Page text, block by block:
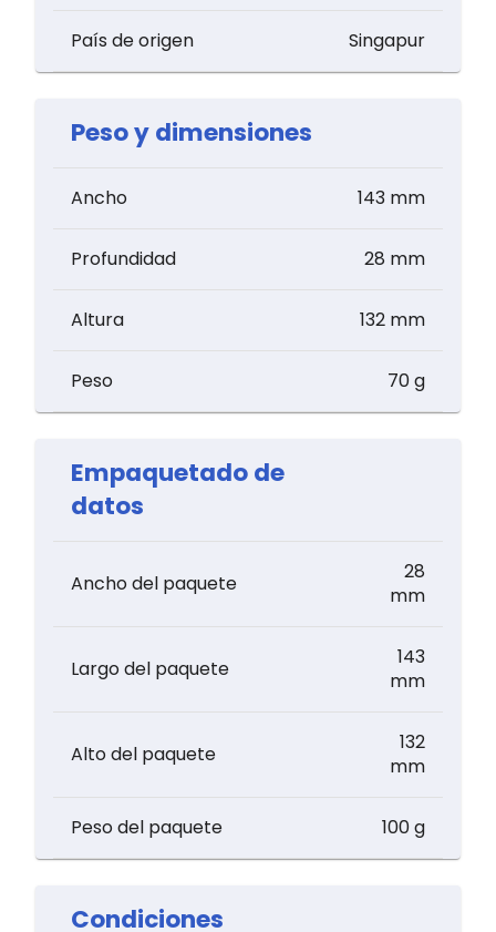
País de origen Singapur
Peso y dimensiones
Ancho 143 mm
Profundidad 28 mm
Altura 132 mm
Peso 70 g
Empaquetado de
datos
Ancho del paquete
28
mm
Largo del paquete
143
mm
Alto del paquete
132
mm
Peso del paquete 100 g
Condiciones